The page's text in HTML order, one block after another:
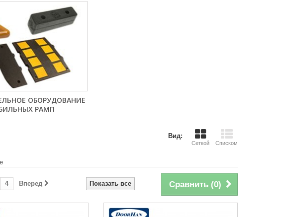
ОБОРУДОВАНИЕ
РАМП
Вид:
Сеткой Списком
Сравнить (0)
Показать все
4 Вперед
СДЭК